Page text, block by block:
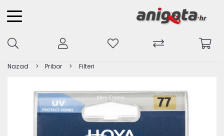
Nazad Pribor Filteri